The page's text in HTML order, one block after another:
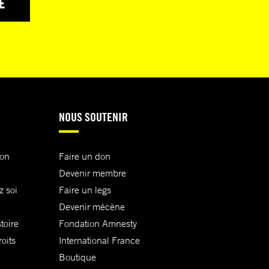
soi
NOUS SOUTENIR
Faire un don
Devenir membre
Faire un legs
Devenir mécène
Fondation Amnesty
International France
Boutique